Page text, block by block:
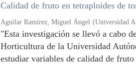
Calidad de fruto en tetraploides de
Aguilar Ramírez, Miguel Ángel (Universidad
"Esta investigación se llevó a cabo
Horticultura de la Universidad
estudiar variables de calidad de